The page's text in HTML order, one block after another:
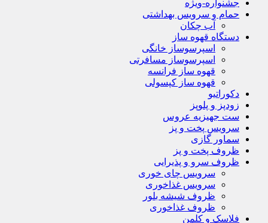
جشنواره-ویژه
حمام و سرویس بهداشتی
آب چکان
دستگاه قهوه ساز
اسپرسوساز خانگی
اسپرسوساز مسافرتی
قهوه ساز فرانسه
قهوه ساز کپسولی
دکوراتیو
زودپز و پلوپز
ست جهیزیه عروس
سرویس پخت و پز
سماور گازی
ظروف پخت و پز
ظروف سرو و پذیرایی
سرویس چای خوری
سرویس غذاخوری
ظروف شیشه بلور
ظروف غذاخوری
فلاسک و کلمن